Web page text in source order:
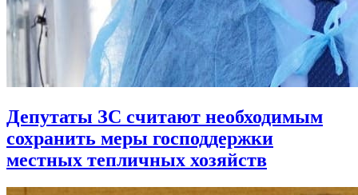
Депутаты ЗС считают необходимым
сохранить меры господдержки
местных тепличных хозяйств